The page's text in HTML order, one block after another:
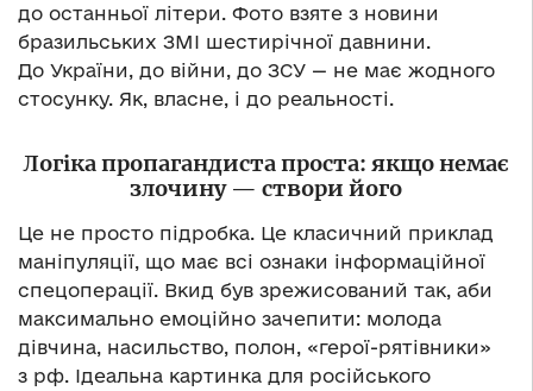
до останньої літери. Фото взяте з новини
бразильських ЗМІ шестирічної давнини.
До України, до війни, до ЗСУ — не має жодного
стосунку. Як, власне, і до реальності.
Логіка пропагандиста проста: якщо немає
злочину — створи його
Це не просто підробка. Це класичний приклад
маніпуляції, що має всі ознаки інформаційної
спецоперації. Вкид був зрежисований так, аби
максимально емоційно зачепити: молода
дівчина, насильство, полон, «герої-рятівники»
з рф. Ідеальна картинка для російського